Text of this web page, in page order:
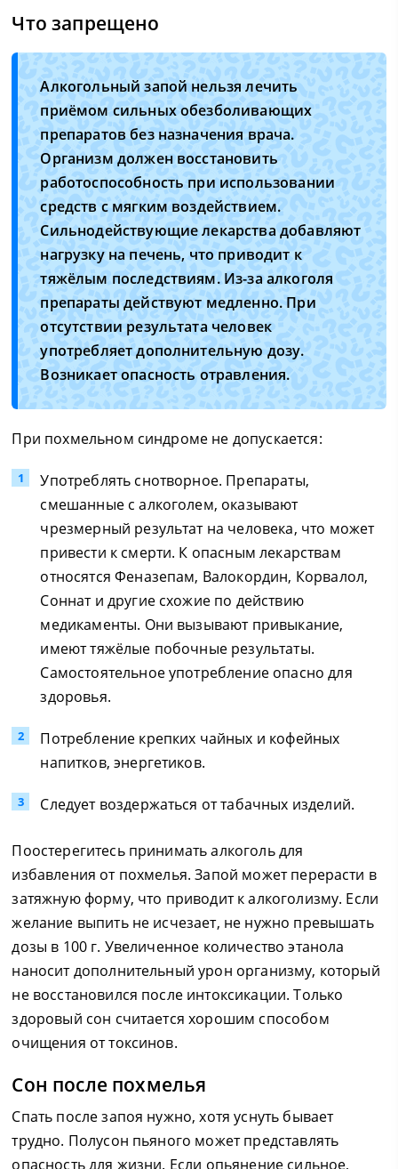
Что запрещено
Алкогольный запой нельзя лечить
приёмом сильных обезболивающих
препаратов без назначения врача.
Организм должен восстановить
работоспособность при использовании
средств с мягким воздействием.
Сильнодействующие лекарства добавляют
нагрузку на печень, что приводит к
тяжёлым последствиям. Из-за алкоголя
препараты действуют медленно. При
отсутствии результата человек
употребляет дополнительную дозу.
Возникает опасность отравления.
При похмельном синдроме не допускается:
Употреблять снотворное. Препараты,
смешанные с алкоголем, оказывают
чрезмерный результат на человека, что может
привести к смерти. К опасным лекарствам
относятся Феназепам, Валокордин, Корвалол,
Соннат и другие схожие по действию
медикаменты. Они вызывают привыкание,
имеют тяжёлые побочные результаты.
Самостоятельное употребление опасно для
здоровья.
Потребление крепких чайных и кофейных
напитков, энергетиков.
Следует воздержаться от табачных изделий.
Поостерегитесь принимать алкоголь для
избавления от похмелья. Запой может перерасти в
затяжную форму, что приводит к алкоголизму. Если
желание выпить не исчезает, не нужно превышать
дозы в 100 г. Увеличенное количество этанола
наносит дополнительный урон организму, который
не восстановился после интоксикации. Только
здоровый сон считается хорошим способом
очищения от токсинов.
Сон после похмелья
Спать после запоя нужно, хотя уснуть бывает
трудно. Полусон пьяного может представлять
опасность для жизни. Если опьянение сильное,